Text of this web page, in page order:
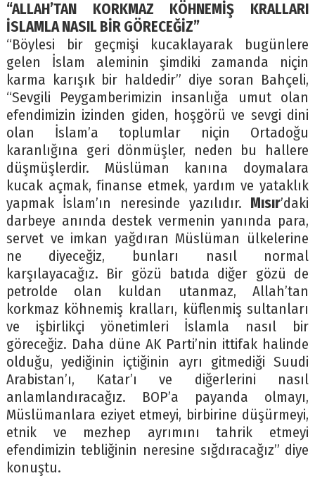
“ALLAH’TAN KORKMAZ KÖHNEMİŞ KRALLARI
İSLAMLA NASIL BİR GÖRECEĞİZ”
“Böylesi bir geçmişi kucaklayarak bugünlere
gelen İslam aleminin şimdiki zamanda niçin
karma karışık bir haldedir” diye soran Bahçeli,
“Sevgili Peygamberimizin insanlığa umut olan
efendimizin izinden giden, hoşgörü ve sevgi dini
olan İslam’a toplumlar niçin Ortadoğu
karanlığına geri dönmüşler, neden bu hallere
düşmüşlerdir. Müslüman kanına doymalara
kucak açmak, finanse etmek, yardım ve yataklık
yapmak İslam’ın neresinde yazılıdır. Mısır’daki
darbeye anında destek vermenin yanında para,
servet ve imkan yağdıran Müslüman ülkelerine
ne diyeceğiz, bunları nasıl normal
karşılayacağız. Bir gözü batıda diğer gözü de
petrolde olan kuldan utanmaz, Allah’tan
korkmaz köhnemiş kralları, küflenmiş sultanları
ve işbirlikçi yönetimleri İslamla nasıl bir
göreceğiz. Daha düne AK Parti’nin ittifak halinde
olduğu, yediğinin içtiğinin ayrı gitmediği Suudi
Arabistan’ı, Katar’ı ve diğerlerini nasıl
anlamlandıracağız. BOP’a payanda olmayı,
Müslümanlara eziyet etmeyi, birbirine düşürmeyi,
etnik ve mezhep ayrımını tahrik etmeyi
efendimizin tebliğinin neresine sığdıracağız” diye
konuştu.